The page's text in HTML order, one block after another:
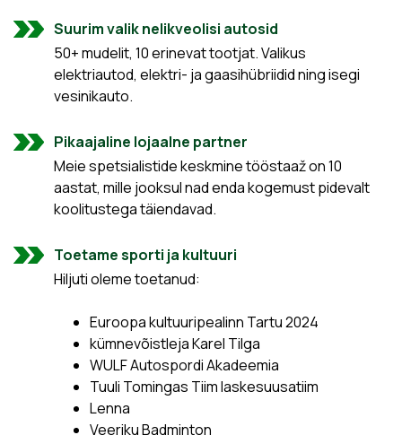
Suurim valik nelikveolisi autosid
50+ mudelit, 10 erinevat tootjat. Valikus
elektriautod, elektri- ja gaasihübriidid ning isegi
vesinikauto.
Pikaajaline lojaalne partner
Meie spetsialistide keskmine tööstaaž on 10
aastat, mille jooksul nad enda kogemust pidevalt
koolitustega täiendavad.
Toetame sporti ja kultuuri
Hiljuti oleme toetanud:
Euroopa kultuuripealinn Tartu 2024
kümnevõistleja Karel Tilga
WULF Autospordi Akadeemia
Tuuli Tomingas Tiim laskesuusatiim
Lenna
Veeriku Badminton